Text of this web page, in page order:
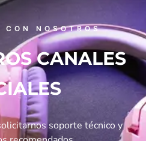
CON NOSOTROS
CANALES
soporte técnico y